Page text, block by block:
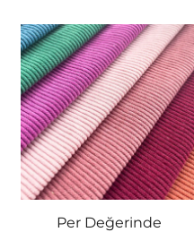
Per Değerinde